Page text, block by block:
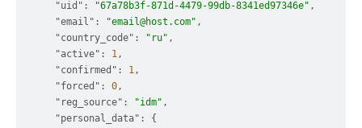
"uid" : "67a78b3f-871d-4479-99db-8341ed97346e" ,
"email" : "email@host.com" ,
"country_code" : "ru" ,
"active" : 1,
"confirmed" : 1,
"forced" : 0,
"reg_source" : "idm" ,
"personal_data" :
{